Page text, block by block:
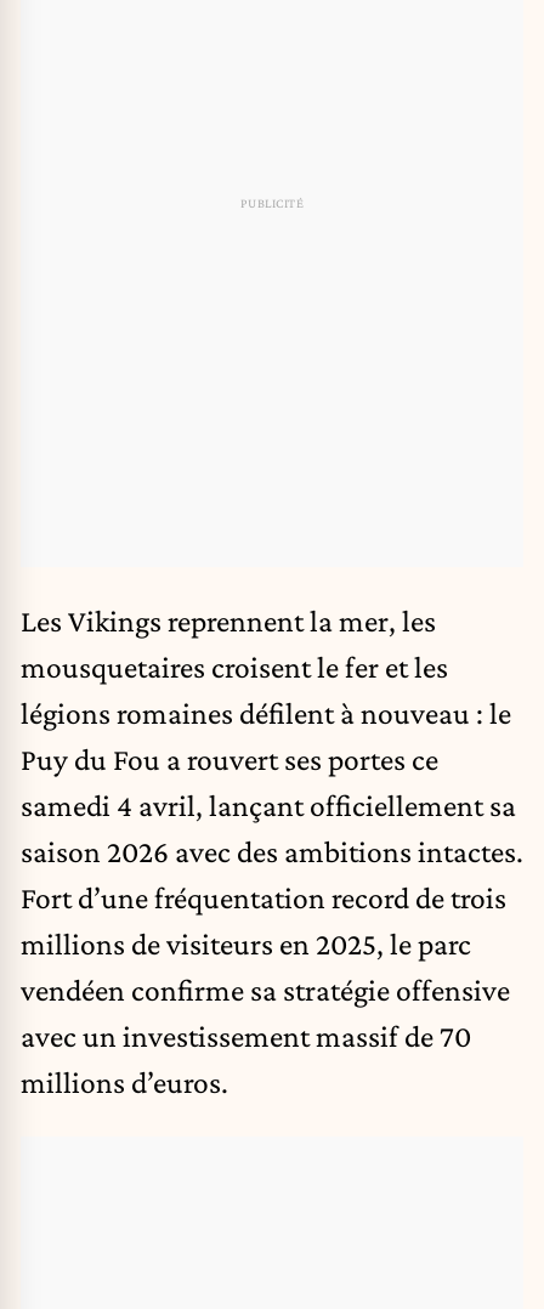
Les Vikings reprennent la mer, les
mousquetaires croisent le fer et les
légions romaines défilent à nouveau : le
Puy du Fou a rouvert ses portes ce
samedi 4 avril, lançant officiellement sa
saison 2026 avec des ambitions intactes.
Fort d’une fréquentation record de trois
millions de visiteurs en 2025, le parc
vendéen confirme sa stratégie offensive
avec un investissement massif de 70
millions d’euros.